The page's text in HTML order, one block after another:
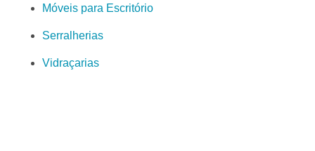
Móveis para Escritório
Serralherias
Vidraçarias